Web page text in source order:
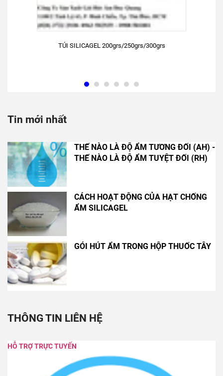
TÚI SILICAGEL 200grs/250grs/300grs
Tin mới nhất
THẾ NÀO LÀ ĐỘ ẨM TƯƠNG ĐỐI (AH) -
THẾ NÀO LÀ ĐỘ ẨM TUYỆT ĐỐI (RH)
CÁCH HOẠT ĐỘNG CỦA HẠT CHỐNG
ẨM SILICAGEL
GÓI HÚT ẨM TRONG HỘP THUỐC TÂY
THÔNG TIN LIÊN HỆ
HỖ TRỢ TRỰC TUYẾN